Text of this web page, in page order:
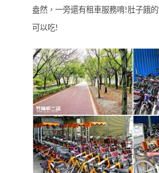
盎然，一旁還有租車服務唷!肚子餓
可以吃!